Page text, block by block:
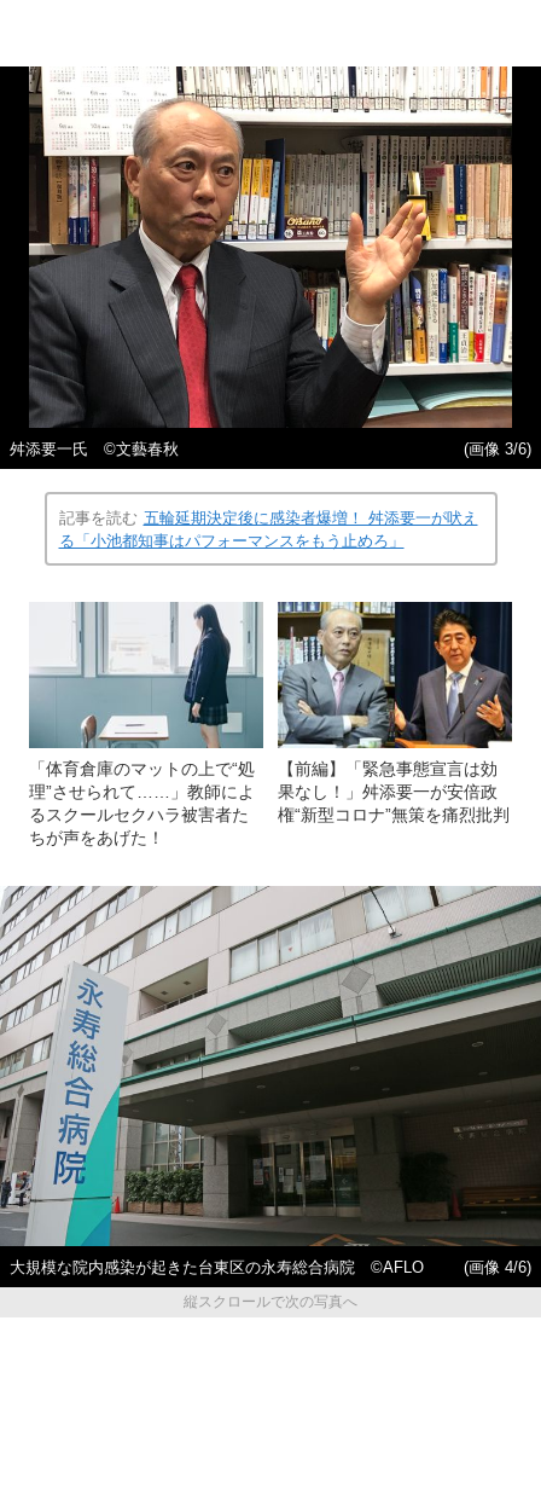
舛添要一氏 ©文藝春秋 (画像 3/6)
記事を読む 五輪延期決定後に感染者爆増！ 舛添要一が吠え
る「小池都知事はパフォーマンスをもう止めろ」
「体育倉庫のマットの上で“処
理”させられて……」教師によ
るスクールセクハラ被害者た
ちが声をあげた！
【前編】「緊急事態宣言は効
果なし！」舛添要一が安倍政
権“新型コロナ”無策を痛烈批判
大規模な院内感染が起きた台東区の永寿総合病院 ©AFLO
(画像 4/6)
縦スクロールで次の写真へ